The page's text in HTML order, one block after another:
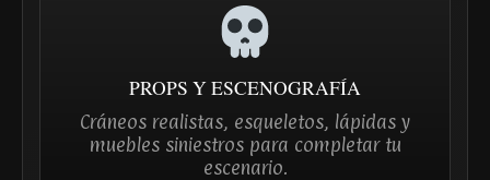
PROPS Y ESCENOGRAFÍA
Cráneos realistas, esqueletos, lápidas y
muebles siniestros para completar tu
escenario.